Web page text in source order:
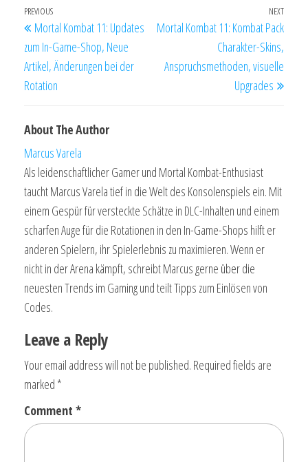
Post
navigation
Previous
Post
PREVIOUS
Mortal Kombat 11: Updates
zum In-Game-Shop, Neue
Artikel, Änderungen bei der
Rotation
Next
Post
NEXT
Mortal Kombat 11: Kombat Pack
Charakter-Skins,
Anspruchsmethoden, visuelle
Upgrades
About The Author
Marcus Varela
Als leidenschaftlicher Gamer und Mortal Kombat-Enthusiast
taucht Marcus Varela tief in die Welt des Konsolenspiels ein. Mit
einem Gespür für versteckte Schätze in DLC-Inhalten und einem
scharfen Auge für die Rotationen in den In-Game-Shops hilft er
anderen Spielern, ihr Spielerlebnis zu maximieren. Wenn er
nicht in der Arena kämpft, schreibt Marcus gerne über die
neuesten Trends im Gaming und teilt Tipps zum Einlösen von
Codes.
Leave a Reply
Your email address will not be published. Required fields are
marked *
Comment *